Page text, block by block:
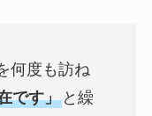
何度も訪ね
です」と繰